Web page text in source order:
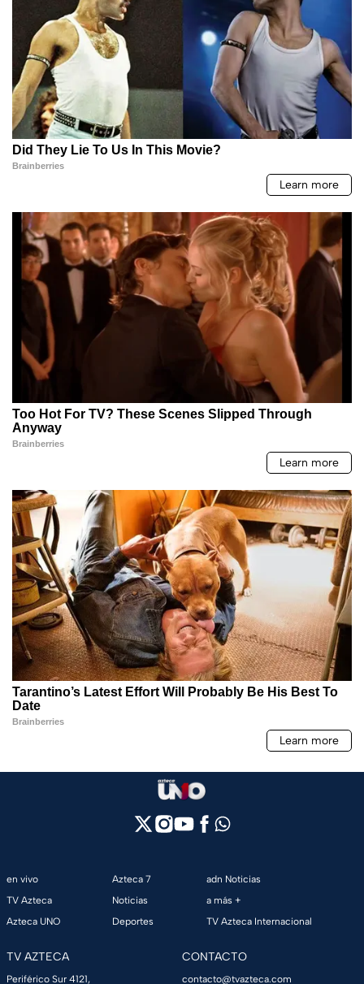
en vivo
TV Azteca
Azteca UNO
Azteca 7
Noticias
Deportes
adn Noticias
a más +
TV Azteca Internacional
TV AZTECA
Periférico Sur 4121,
CONTACTO
contacto@tvazteca.com